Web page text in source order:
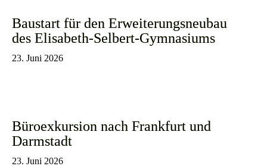
Baustart für den Erweiterungsneubau
des Elisabeth-Selbert-Gymnasiums
23. Juni 2026
Büroexkursion nach Frankfurt und
Darmstadt
23. Juni 2026